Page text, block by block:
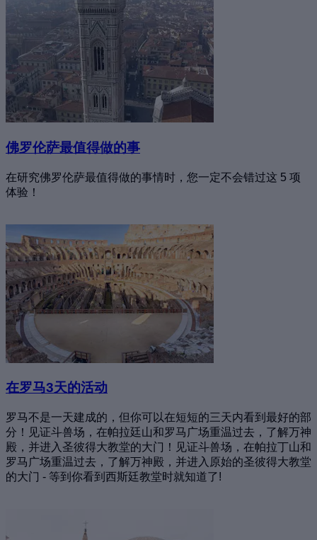
佛罗伦萨最值得做的事
在研究佛罗伦萨最值得做的事情时，您一定不会错过这 5 项
体验！
在罗马3天的活动
罗马不是一天建成的，但你可以在短短的三天内看到最好的部
分！见证斗兽场，在帕拉廷山和罗马广场重温过去，了解万神
殿，并进入圣彼得大教堂的大门！见证斗兽场，在帕拉丁山和
罗马广场重温过去，了解万神殿，并进入原始的圣彼得大教堂
的大门 - 等到你看到西斯廷教堂时就知道了!